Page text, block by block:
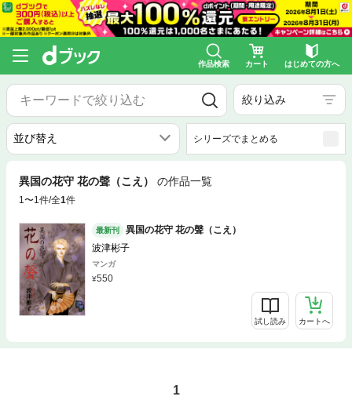
作品検索 カート はじめての方へ
絞り込み
シリーズでまとめる
異国の花守 花の聲（こえ） の作品一覧
1〜1件/全1件
最新刊
異国の花守 花の聲（こえ）
波津彬子
マンガ
550
試し読み カートへ
1